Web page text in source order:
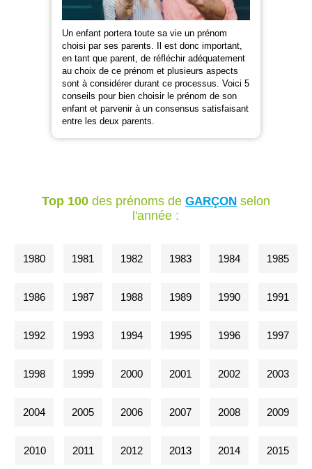
Un enfant portera toute sa vie un prénom
choisi par ses parents. Il est donc important,
en tant que parent, de réfléchir adéquatement
au choix de ce prénom et plusieurs aspects
sont à considérer durant ce processus. Voici 5
conseils pour bien choisir le prénom de son
enfant et parvenir à un consensus satisfaisant
entre les deux parents.
Top 100des prénoms de GARÇONselon
l'année :
1980 1981 1982 1983 1984 1985
1986 1987 1988 1989 1990 1991
1992 1993 1994 1995 1996 1997
1998 1999 2000 2001 2002 2003
2004 2005 2006 2007 2008 2009
2010 2011 2012 2013 2014 2015